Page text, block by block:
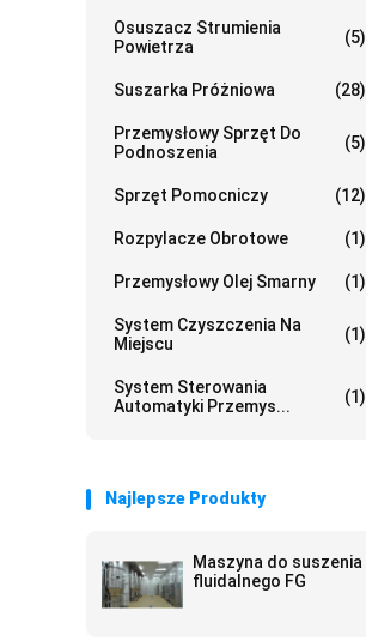
Osuszacz Strumienia
Powietrza
(5)
Suszarka Próżniowa (28)
Przemysłowy Sprzęt Do
Podnoszenia
(5)
Sprzęt Pomocniczy (12)
Rozpylacze Obrotowe (1)
Przemysłowy Olej Smarny (1)
System Czyszczenia Na
Miejscu
(1)
System Sterowania
Automatyki Przemys...
(1)
Najlepsze Produkty
Maszyna do suszenia
fluidalnego FG